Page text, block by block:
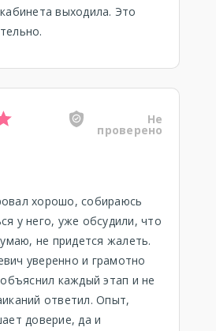
выходила. Это
Не
проверено
хорошо, собираюсь
у него, уже обсудили, что
не придется жалеть.
уверенно и грамотно
каждый этап и не
ответил. Опыт,
доверие, да и